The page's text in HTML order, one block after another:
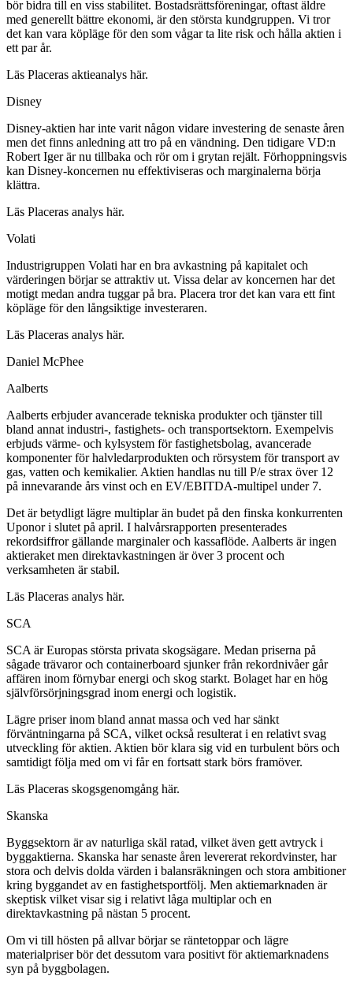
bör bidra till en viss stabilitet. Bostadsrättsföreningar, oftast äldre
med generellt bättre ekonomi, är den största kundgruppen. Vi tror
det kan vara köpläge för den som vågar ta lite risk och hålla aktien i
ett par år.
Läs Placeras aktieanalys här.
Disney
Disney-aktien har inte varit någon vidare investering de senaste åren
men det finns anledning att tro på en vändning. Den tidigare VD:n
Robert Iger är nu tillbaka och rör om i grytan rejält. Förhoppningsvis
kan Disney-koncernen nu effektiviseras och marginalerna börja
klättra.
Läs Placeras analys här.
Volati
Industrigruppen Volati har en bra avkastning på kapitalet och
värderingen börjar se attraktiv ut. Vissa delar av koncernen har det
motigt medan andra tuggar på bra. Placera tror det kan vara ett fint
köpläge för den långsiktige investeraren.
Läs Placeras analys här.
Daniel McPhee
Aalberts
Aalberts erbjuder avancerade tekniska produkter och tjänster till
bland annat industri-, fastighets- och transportsektorn. Exempelvis
erbjuds värme- och kylsystem för fastighetsbolag, avancerade
komponenter för halvledarprodukten och rörsystem för transport av
gas, vatten och kemikalier. Aktien handlas nu till P/e strax över 12
på innevarande års vinst och en EV/EBITDA-multipel under 7.
Det är betydligt lägre multiplar än budet på den finska konkurrenten
Uponor i slutet på april. I halvårsrapporten presenterades
rekordsiffror gällande marginaler och kassaflöde. Aalberts är ingen
aktieraket men direktavkastningen är över 3 procent och
verksamheten är stabil.
Läs Placeras analys här.
SCA
SCA är Europas största privata skogsägare. Medan priserna på
sågade trävaror och containerboard sjunker från rekordnivåer går
affären inom förnybar energi och skog starkt. Bolaget har en hög
självförsörjningsgrad inom energi och logistik.
Lägre priser inom bland annat massa och ved har sänkt
förväntningarna på SCA, vilket också resulterat i en relativt svag
utveckling för aktien. Aktien bör klara sig vid en turbulent börs och
samtidigt följa med om vi får en fortsatt stark börs framöver.
Läs Placeras skogsgenomgång här.
Skanska
Byggsektorn är av naturliga skäl ratad, vilket även gett avtryck i
byggaktierna. Skanska har senaste åren levererat rekordvinster, har
stora och delvis dolda värden i balansräkningen och stora ambitioner
kring byggandet av en fastighetsportfölj. Men aktiemarknaden är
skeptisk vilket visar sig i relativt låga multiplar och en
direktavkastning på nästan 5 procent.
Om vi till hösten på allvar börjar se räntetoppar och lägre
materialpriser bör det dessutom vara positivt för aktiemarknadens
syn på byggbolagen.